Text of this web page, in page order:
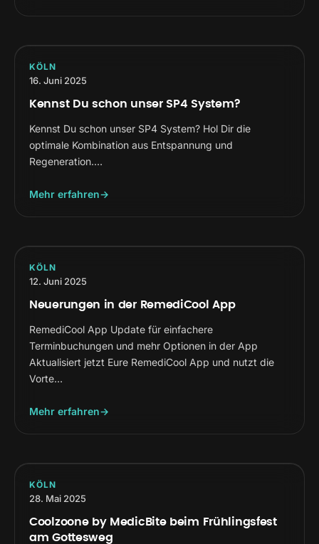
KÖLN
16. Juni 2025
Kennst Du schon unser SP4 System?
Kennst Du schon unser SP4 System? Hol Dir die
optimale Kombination aus Entspannung und
Regeneration.…
Mehr erfahren
KÖLN
12. Juni 2025
Neuerungen in der RemediCool App
RemediCool App Update für einfachere
Terminbuchungen und mehr Optionen in der App
Aktualisiert jetzt Eure RemediCool App und nutzt die
Vorte…
Mehr erfahren
KÖLN
28. Mai 2025
Coolzoone by MedicBite beim Frühlingsfest
am Gottesweg